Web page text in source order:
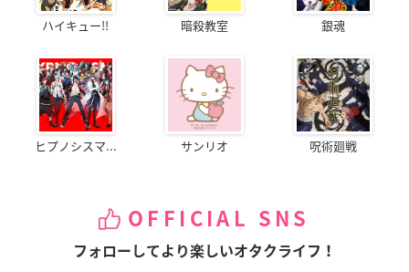
ハイキュー!! 暗殺教室 銀魂
ヒプノシスマ... サンリオ 呪術廻戦
OFFICIAL SNS
フォローしてより楽しいオタクライフ！